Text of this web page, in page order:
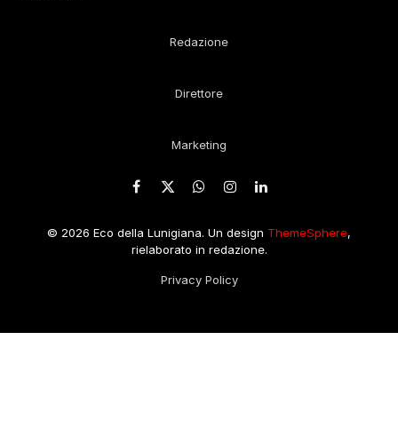
Redazione
Direttore
Marketing
Facebook
X
WhatsApp
Instagram
LinkedIn
© 2026 Eco della Lunigiana. Un design ThemeSphere,
rielaborato in redazione.
Privacy Policy